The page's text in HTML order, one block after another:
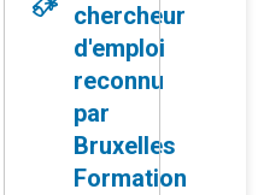
chercheur
d'emploi
reconnu
par
Bruxelles
Formation